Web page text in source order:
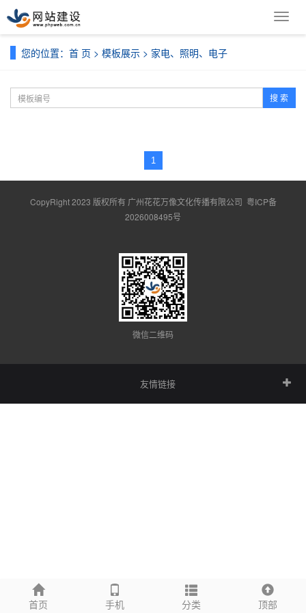
导
您的位置： 首 页 > 模板展示 > 家电、照明、电子
搜 索
1
首页 手机 分类 顶部
CopyRight 2023 版权所有 广州花花万像文化传播有限公司 粤ICP备
2026008495号
微信二维码
友情链接